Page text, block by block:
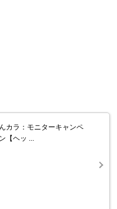
カラ：モニターキャンペ
【ヘッ ...